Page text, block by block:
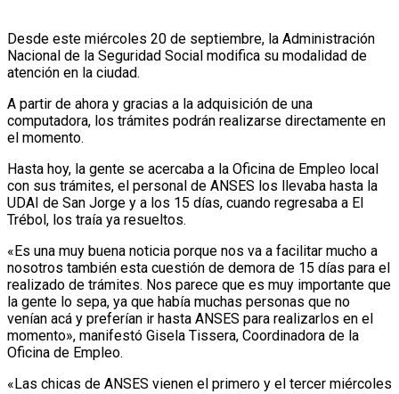
Desde este miércoles 20 de septiembre, la Administración
Nacional de la Seguridad Social modifica su modalidad de
atención en la ciudad.
A partir de ahora y gracias a la adquisición de una
computadora, los trámites podrán realizarse directamente en
el momento.
Hasta hoy, la gente se acercaba a la Oficina de Empleo local
con sus trámites, el personal de ANSES los llevaba hasta la
UDAI de San Jorge y a los 15 días, cuando regresaba a El
Trébol, los traía ya resueltos.
«Es una muy buena noticia porque nos va a facilitar mucho a
nosotros también esta cuestión de demora de 15 días para el
realizado de trámites. Nos parece que es muy importante que
la gente lo sepa, ya que había muchas personas que no
venían acá y preferían ir hasta ANSES para realizarlos en el
momento», manifestó Gisela Tissera, Coordinadora de la
Oficina de Empleo.
«Las chicas de ANSES vienen el primero y el tercer miércoles